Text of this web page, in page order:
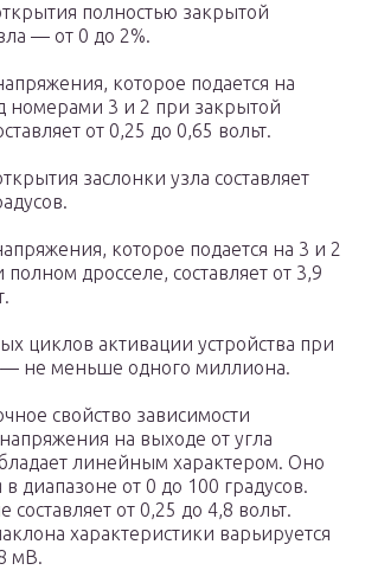
полностью закрытой
— от 0 до 2%.
которое подается на
номерами 3 и 2 при закрытой
от 0,25 до 0,65 вольт.
заслонки узла составляет
которое подается на 3 и 2
дросселе, составляет от 3,9
циклов активации устройства при
— не меньше одного миллиона.
свойство зависимости
на выходе от угла
линейным характером. Оно
в диапазоне от 0 до 100 градусов.
составляет от 0,25 до 4,8 вольт.
характеристики варьируется
мВ.